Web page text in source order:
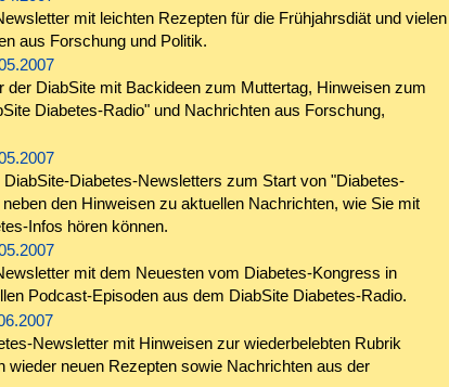
mit leichten Rezepten für die Frühjahrsdiät und vielen
aus Forschung und Politik.
der DiabSite mit Backideen zum Muttertag, Hinweisen zum
Diabetes-Radio" und Nachrichten aus Forschung,
Diabetes-Newsletters zum Start von "Diabetes-
den Hinweisen zu aktuellen Nachrichten, wie Sie mit
Infos hören können.
mit dem Neuesten vom Diabetes-Kongress in
Podcast-Episoden aus dem DiabSite Diabetes-Radio.
Newsletter mit Hinweisen zur wiederbelebten Rubrik
wieder neuen Rezepten sowie Nachrichten aus der